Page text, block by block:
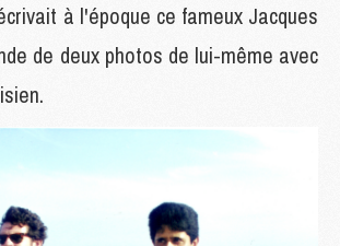
à l'époque ce fameux Jacques
de deux photos de lui-même avec